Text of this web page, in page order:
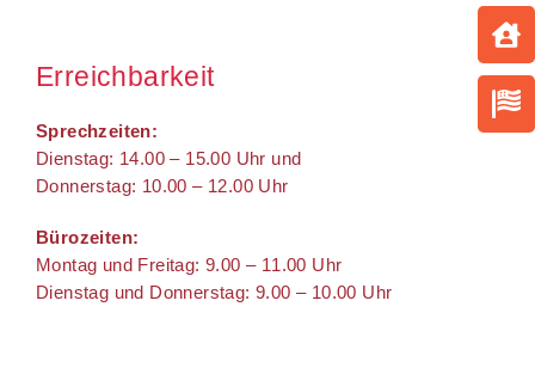
Erreichbarkeit
Sprechzeiten:
Dienstag: 14.00 – 15.00 Uhr und
Donnerstag: 10.00 – 12.00 Uhr
Bürozeiten:
Montag und Freitag: 9.00 – 11.00 Uhr
Dienstag und Donnerstag: 9.00 – 10.00 Uhr